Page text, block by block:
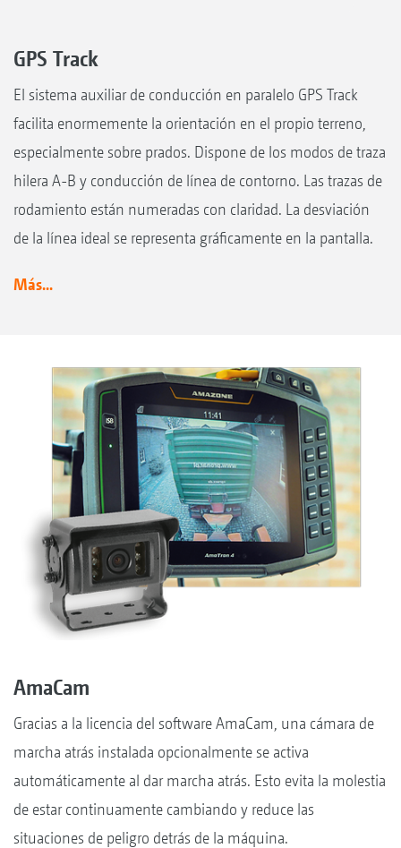
GPS Track
El sistema auxiliar de conducción en paralelo GPS Track
facilita enormemente la orientación en el propio terreno,
especialmente sobre prados. Dispone de los modos de traza
hilera A-B y conducción de línea de contorno. Las trazas de
rodamiento están numeradas con claridad. La desviación
de la línea ideal se representa gráficamente en la pantalla.
Más...
AmaCam
Gracias a la licencia del software AmaCam, una cámara de
marcha atrás instalada opcionalmente se activa
automáticamente al dar marcha atrás. Esto evita la molestia
de estar continuamente cambiando y reduce las
situaciones de peligro detrás de la máquina.